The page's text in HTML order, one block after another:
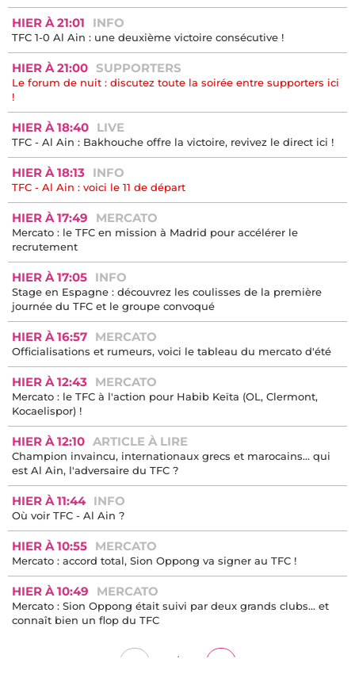
HIER À 21:01 INFO
TFC 1-0 Al Ain : une deuxième victoire consécutive !
HIER À 21:00 SUPPORTERS
Le forum de nuit : discutez toute la soirée entre supporters ici
!
HIER À 18:40 LIVE
TFC - Al Ain : Bakhouche offre la victoire, revivez le direct ici !
HIER À 18:13 INFO
TFC - Al Ain : voici le 11 de départ
HIER À 17:49 MERCATO
Mercato : le TFC en mission à Madrid pour accélérer le
recrutement
HIER À 17:05 INFO
Stage en Espagne : découvrez les coulisses de la première
journée du TFC et le groupe convoqué
HIER À 16:57 MERCATO
Officialisations et rumeurs, voici le tableau du mercato d'été
HIER À 12:43 MERCATO
Mercato : le TFC à l'action pour Habib Keïta (OL, Clermont,
Kocaelispor) !
HIER À 12:10 ARTICLE À LIRE
Champion invaincu, internationaux grecs et marocains… qui
est Al Ain, l'adversaire du TFC ?
HIER À 11:44 INFO
Où voir TFC - Al Ain ?
HIER À 10:55 MERCATO
Mercato : accord total, Sion Oppong va signer au TFC !
HIER À 10:49 MERCATO
Mercato : Sion Oppong était suivi par deux grands clubs... et
connaît bien un flop du TFC
/